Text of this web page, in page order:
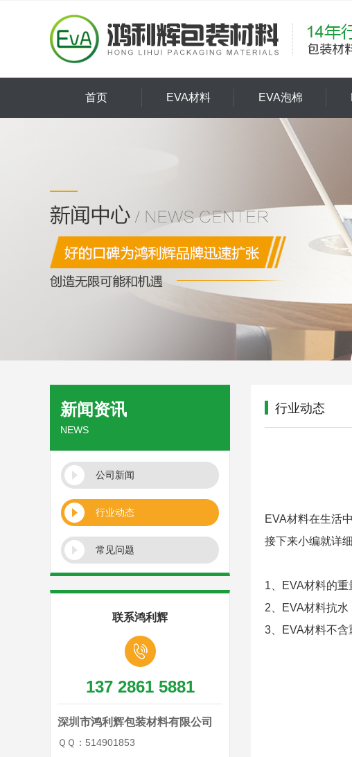
首页 EVA材料 EVA泡棉
新闻资讯
NEWS
公司新闻
行业动态
常见问题
联系鸿利辉
137 2861 5881
深圳市鸿利辉包装材料有限公司
ＱＱ：514901853
行业动态
EVA材料在生活
接下来小编就详
1、EVA材料的重
2、EVA材料抗水
3、EVA材料不含